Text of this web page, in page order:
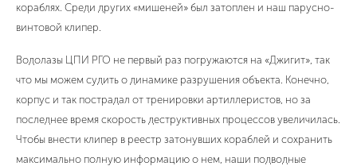
кораблях. Среди других «мишеней» был затоплен и наш парусно-
винтовой клипер.
Водолазы ЦПИ РГО не первый раз погружаются на «Джигит», так
что мы можем судить о динамике разрушения объекта. Конечно,
корпус и так пострадал от тренировки артиллеристов, но за
последнее время скорость деструктивных процессов увеличилась.
Чтобы внести клипер в реестр затонувших кораблей и сохранить
максимально полную информацию о нем, наши подводные